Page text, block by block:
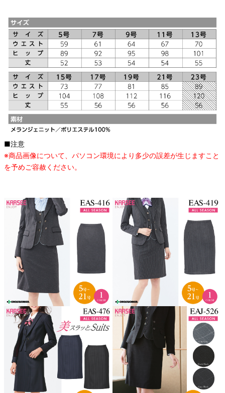
■注意
※商品画像について、パソコン環境により多少の誤差が生じますこと
を予めご容赦ください。